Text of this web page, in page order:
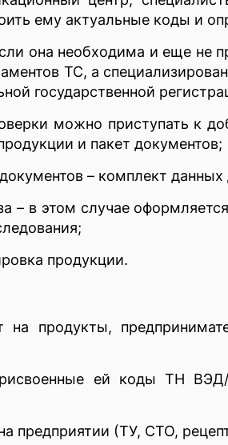
ему актуальные коды и
она необходима и еще не
ТС, а
государственной
можно приступать к
и пакет документов;
– комплект
– в этом случае
продукции.
продукты,
ей коды ТН
предприятии (ТУ, СТО,